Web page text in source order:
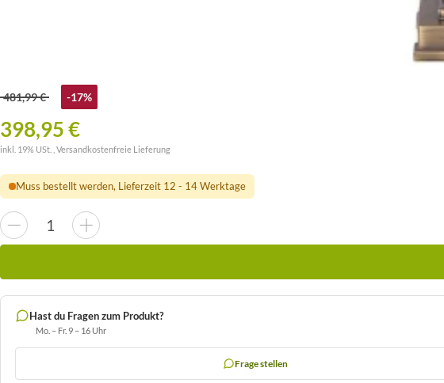
481,99 € -17%
398,95 €
inkl. 19% USt. , Versandkostenfreie Lieferung
Muss bestellt werden, Lieferzeit 12 - 14 Werktage
Hast du Fragen zum Produkt?
Mo. – Fr. 9 – 16 Uhr
Frage stellen